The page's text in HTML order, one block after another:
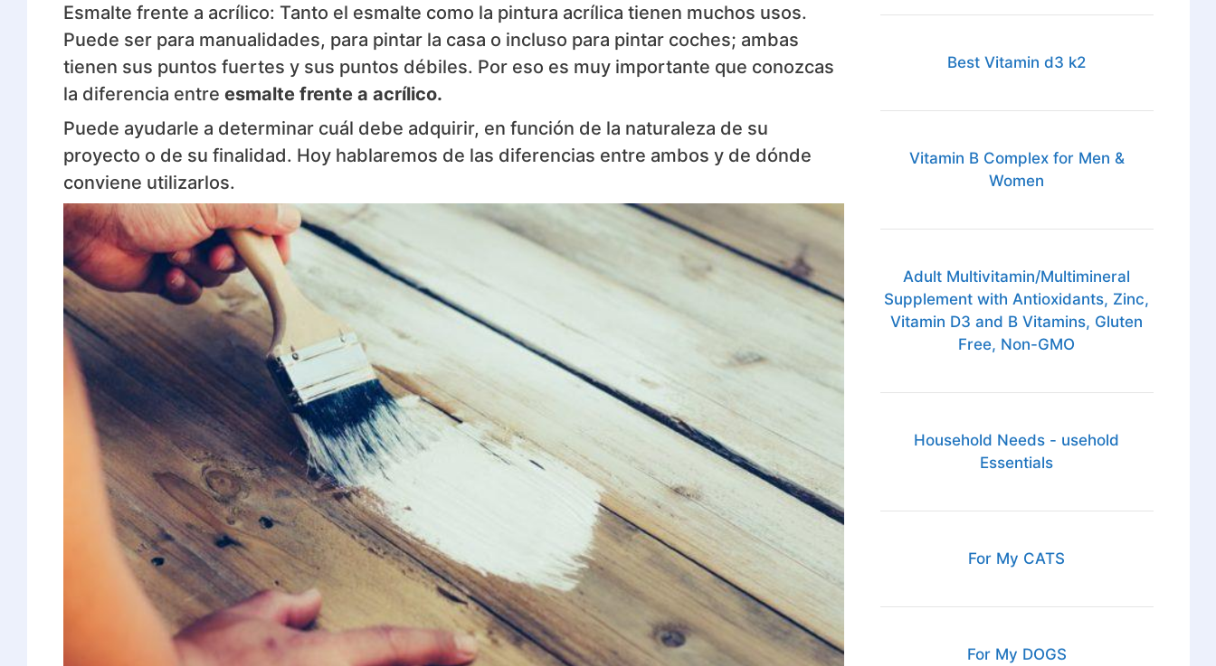
Esmalte frente a acrílico: Tanto el esmalte como la pintura acrílica tienen muchos usos.
Puede ser para manualidades, para pintar la casa o incluso para pintar coches; ambas
tienen sus puntos fuertes y sus puntos débiles. Por eso es muy importante que conozcas
la diferencia entre esmalte frente a acrílico.
Puede ayudarle a determinar cuál debe adquirir, en función de la naturaleza de su
proyecto o de su finalidad. Hoy hablaremos de las diferencias entre ambos y de dónde
conviene utilizarlos.
Best Vitamin d3 k2
Vitamin B Complex for Men &
Women
Adult Multivitamin/Multimineral
Supplement with Antioxidants, Zinc,
Vitamin D3 and B Vitamins, Gluten
Free, Non-GMO
Household Needs - usehold
Essentials
For My CATS
For My DOGS